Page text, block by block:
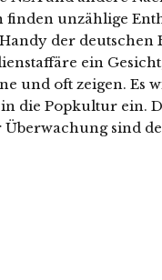
unzählige
der deutschen
ein
und oft zeigen. Es
die Popkultur ein.
Überwachung sind